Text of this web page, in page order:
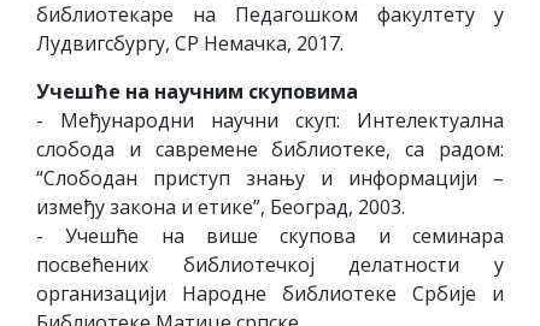
библиотекаре на Педагошком факултету у
Лудвигсбургу, СР Немачка, 2017.
Учешће на научним скуповима
- Међународни научни скуп: Интелектуална
слобода и савремене библиотеке, са радом:
“Слободан приступ знању и информацији –
између закона и етике”, Београд, 2003.
- Учешће на више скупова и семинара
посвећених библиотечкој делатности у
организацији Народне библиотеке Србије и